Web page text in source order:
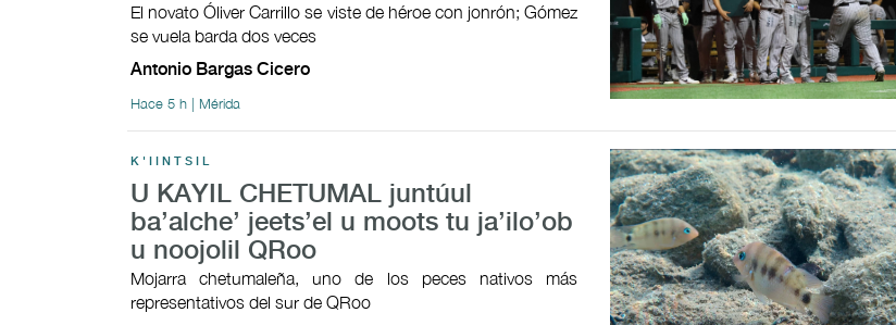
El novato Óliver Carrillo se viste de héroe con jonrón; Gómez
se vuela barda dos veces
Antonio Bargas Cicero
Hace 5 h | Mérida
K'IINTSIL
U KAYIL CHETUMAL juntúul
ba’alche’ jeets’el u moots tu ja’ilo’ob
u noojolil QRoo
Mojarra chetumaleña, uno de los peces nativos más
representativos del sur de QRoo